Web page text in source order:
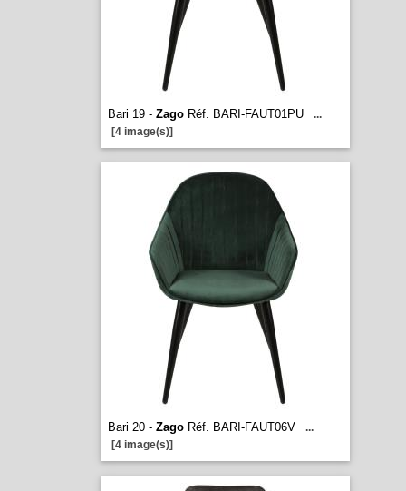
Bari 19 - ZagoRéf. BARI-FAUT01PU
...
[4 image(s)]
Bari 20 - ZagoRéf. BARI-FAUT06V
...
[4 image(s)]